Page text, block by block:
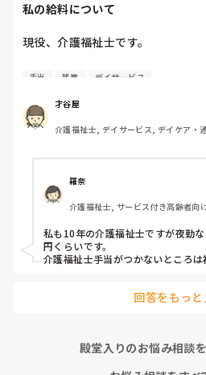
私の給料について
現役、介護福祉士です。
男性、大卒、介護業界9年目です。
さて、本題です。
基本給は14万円、宿直手当てが
介護福祉士の資格手当はありませ
かなりの薄給だと感じます。
宿直手当てがあってなんとか手取
10万円いくかいかないかです。
田舎の社会福祉法人ですが
あたりまえの様に前残業・残業手当
あまりにも酷いと感じています。
手当 残業 デイサービス
才谷屋
介護福祉士, デイサービス, デイケア・
羅奈
介護福祉士, サービス付き高齢者向
私も10年の介護福祉士ですが夜勤
円くらいです。
介護福祉士手当がつかないところ
回答をもっと
殿堂入りのお悩み相談